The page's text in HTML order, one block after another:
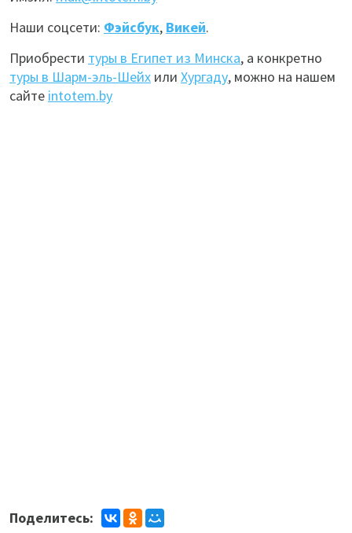
Наши соцсети: Фэйсбук, Викей.
Приобрести туры в Египет из Минска, а конкретно
туры в Шарм-эль-Шейх или Хургаду, можно на нашем
сайте intotem.by
Поделитесь: